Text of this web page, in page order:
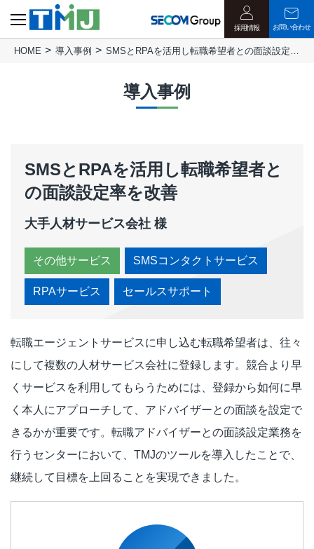
採用情報 お問い合わせ
HOME 導入事例 SMSとRPAを活用し転職希望者との面談設定率を改善
導入事例
その他サービス SMSコンタクトサービス
RPAサービス セールスサポート
大手人材サービス会社 様
SMSとRPAを活用し転職希望者と
の面談設定率を改善
転職エージェントサービスに申し込む転職希望者は、往々
にして複数の人材サービス会社に登録します。競合より早
くサービスを利用してもらうためには、登録から如何に早
く本人にアプローチして、アドバイザーとの面談を設定で
きるかが重要です。転職アドバイザーとの面談設定業務を
行うセンターにおいて、TMJのツールを導入したことで、
継続して目標を上回ることを実現できました。